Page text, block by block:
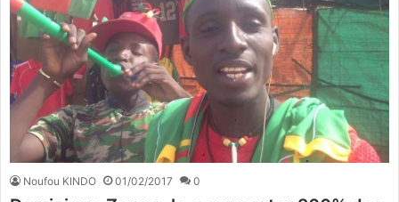
Noufou KINDO 01/02/2017 0